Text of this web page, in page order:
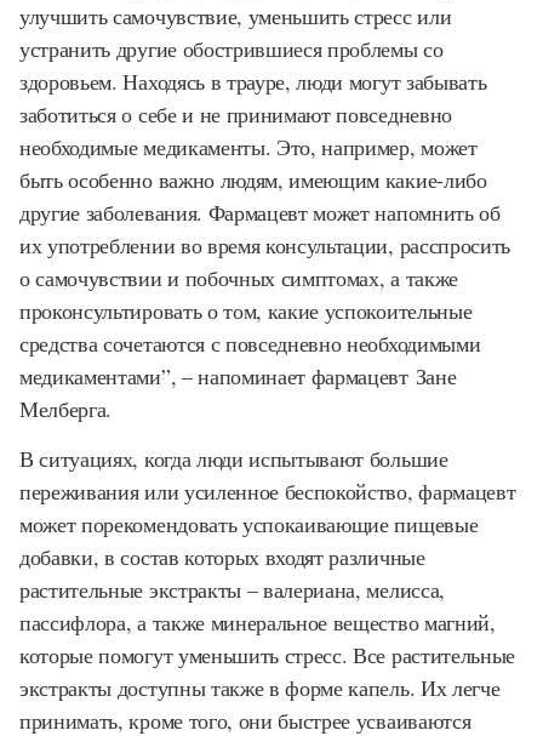
улучшить самочувствие, уменьшить стресс или
устранить другие обострившиеся проблемы со
здоровьем. Находясь в трауре, люди могут забывать
заботиться о себе и не принимают повседневно
необходимые медикаменты. Это, например, может
быть особенно важно людям, имеющим какие-либо
другие заболевания. Фармацевт может напомнить об
их употреблении во время консультации, расспросить
о самочувствии и побочных симптомах, а также
проконсультировать о том, какие успокоительные
средства сочетаются с повседневно необходимыми
медикаментами”, – напоминает фармацевт Зане
Мелберга.
В ситуациях, когда люди испытывают большие
переживания или усиленное беспокойство, фармацевт
может порекомендовать успокаивающие пищевые
добавки, в состав которых входят различные
растительные экстракты – валериана, мелисса,
пассифлора, а также минеральное вещество магний,
которые помогут уменьшить стресс. Все растительные
экстракты доступны также в форме капель. Их легче
принимать, кроме того, они быстрее усваиваются